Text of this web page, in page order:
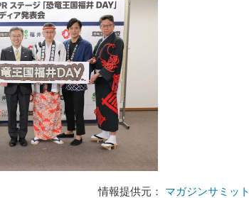
情報提供元： マガジンサミット